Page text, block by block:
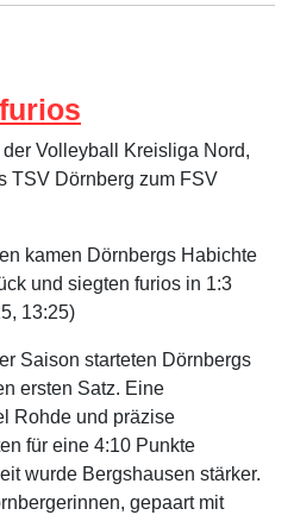
Volleyball Kreisliga Nord,
TSV Dörnberg zum FSV
kamen Dörnbergs Habichte
und siegten furios in 1:3
13:25)
Saison starteten Dörnbergs
ersten Satz. Eine
Rohde und präzise
für eine 4:10 Punkte
wurde Bergshausen stärker.
gepaart mit